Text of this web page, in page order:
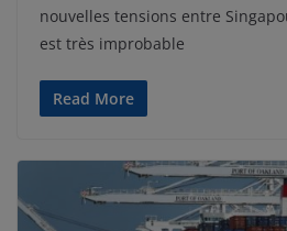
nouvelles tensions entre
est très improbable
Read More